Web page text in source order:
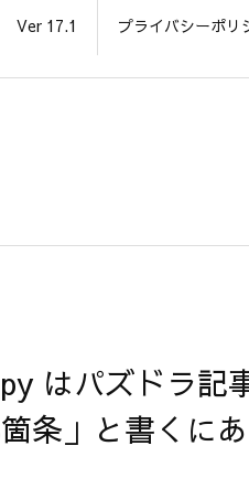
Ver 17.1 プライバシーポリ
はパズドラ記
箇条」と書くに